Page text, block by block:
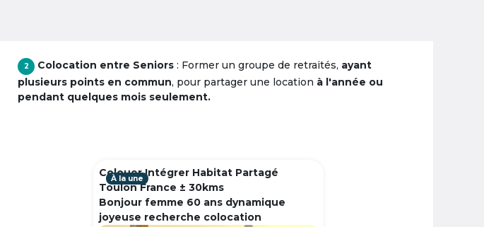
2 Colocation entre Seniors : Former un groupe de retraités, ayant
plusieurs points en commun, pour partager une location à l'année ou
pendant quelques mois seulement.
Colouer Intégrer Habitat Partagé
Toulon France ± 30kms
Bonjour femme 60 ans dynamique
joyeuse recherche colocation
À la une